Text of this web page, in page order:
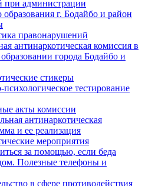
при администрации
г. Бодайбо и район
правонарушений
антинаркотическая комиссия в
города Бодайбо и
стикеры
тестирование
акты комиссии
антинаркотическая
и ее реализация
мероприятия
за помощью, если беда
Полезные телефоны и
в сфере противодействия